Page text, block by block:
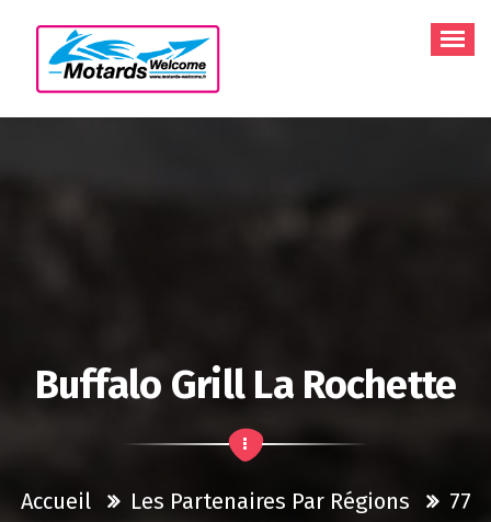
contenu
Buffalo Grill La Rochette
Accueil Les Partenaires Par Régions
77